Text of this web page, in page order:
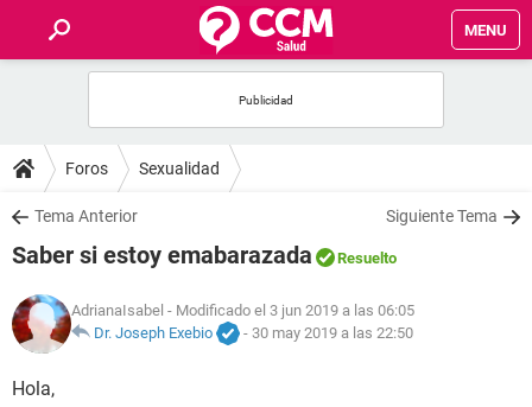
MENU
FOROS
SALUD
NUTRICIÓN
BIENESTAR
Foros Sexualidad
Tema Anterior Siguiente Tema
Saber si estoy emabarazada Resuelto
AdrianaIsabel - Modificado el 3 jun 2019 a las 06:05
Dr. Joseph Exebio
- 30 may 2019 a las 22:50
Hola,